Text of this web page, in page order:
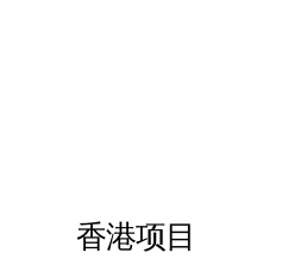
香港项目